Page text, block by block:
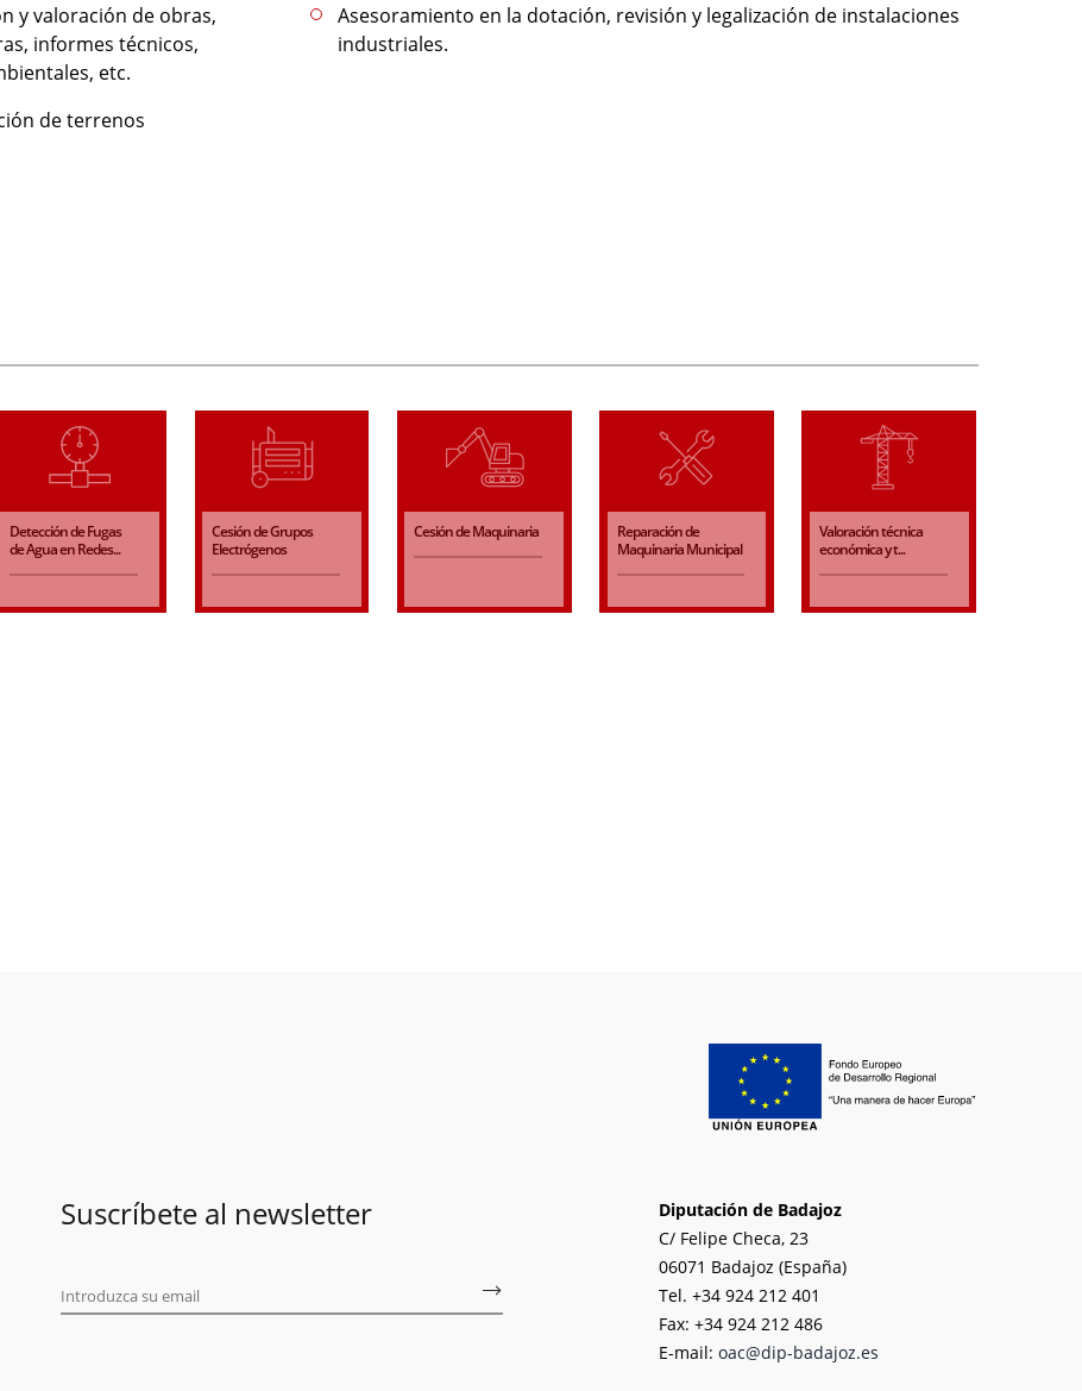
y valoración de obras,
informes técnicos,
etc.
Asesoramiento en la dotación, revisión y legalización de instalaciones
industriales.
de terrenos
Detección de Fugas
de Agua en Redes...
Cesión de Grupos
Electrógenos
Cesión de Maquinaria
Reparación de
Maquinaria Municipal
Valoración técnica
económica y t...
Suscríbete al newsletter
Diputación de Badajoz
C/ Felipe Checa, 23
06071 Badajoz (España)
Tel. +34 924 212 401
Fax: +34 924 212 486
E-mail: oac@dip-badajoz.es